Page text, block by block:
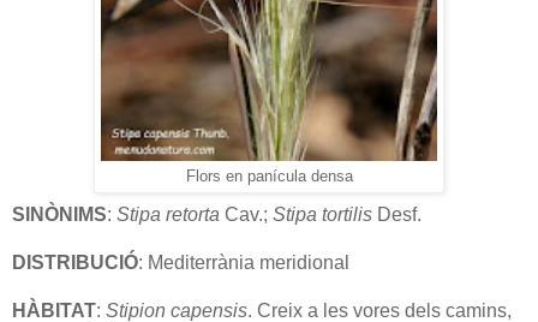
Flors en panícula densa
SINÒNIMS: Stipa retorta Cav.; Stipa tortilis Desf.
DISTRIBUCIÓ: Mediterrània meridional
HÀBITAT: Stipion capensis. Creix a les vores dels camins,